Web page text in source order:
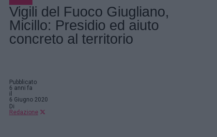
Vigili del Fuoco Giugliano,
Micillo: Presidio ed aiuto
concreto al territorio
Pubblicato
6 anni fa
il
6 Giugno 2020
Di
Redazione